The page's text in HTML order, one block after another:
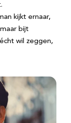
kijkt ernaar,
bijt
wil zeggen,